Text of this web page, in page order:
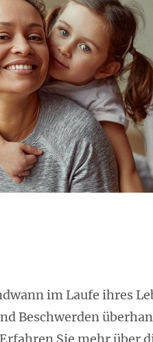
im Laufe ihres
Beschwerden